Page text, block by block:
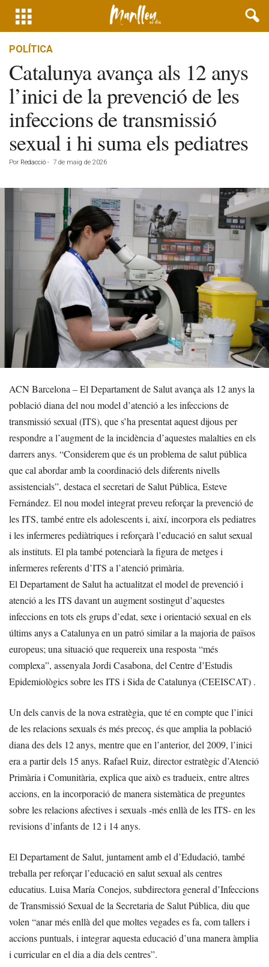
POLÍTICA
Catalunya avança als 12 anys
l’inici de la prevenció de les
infeccions de transmissió
sexual i hi suma els pediatres
Por Redacció - 7 de maig de 2026
ACN Barcelona – El Departament de Salut avança als 12 anys la
població diana del nou model d’atenció a les infeccions de
transmissió sexual (ITS), que s’ha presentat aquest dijous per
respondre a l’augment de la incidència d’aquestes malalties en els
darrers anys. “Considerem que és un problema de salut pública
que cal abordar amb la coordinació dels diferents nivells
assistencials”, destaca el secretari de Salut Pública, Esteve
Fernández. El nou model integrat preveu reforçar la prevenció de
les ITS, també entre els adolescents i, així, incorpora els pediatres
i les infermeres pediàtriques i reforçarà l’educació en salut sexual
als instituts. El pla també potenciarà la figura de metges i
infermeres referents d’ITS a l’atenció primària.
El Departament de Salut ha actualitzat el model de prevenció i
atenció a les ITS davant un augment sostingut d’aquestes
infeccions en tots els grups d’edat, sexe i orientació sexual en els
últims anys a Catalunya en un patró similar a la majoria de països
europeus; una situació que requereix una resposta “més
complexa”, assenyala Jordi Casabona, del Centre d’Estudis
Epidemiològics sobre les ITS i Sida de Catalunya (CEEISCAT) .
Un dels canvis de la nova estratègia, que té en compte que l’inici
de les relacions sexuals és més precoç, és que amplia la població
diana des dels 12 anys, mentre que en l’anterior, del 2009, l’inici
era a partir dels 15 anys. Rafael Ruiz, director estratègic d’Atenció
Primària i Comunitària, explica que això es tradueix, entre altres
accions, en la incorporació de manera sistemàtica de preguntes
sobre les relacions afectives i sexuals -més enllà de les ITS- en les
revisions d’infants de 12 i 14 anys.
El Departament de Salut, juntament amb el d’Edudació, també
treballa per reforçar l’educació en salut sexual als centres
educatius. Luisa María Conejos, subdirectora general d’Infeccions
de Transmissió Sexual de la Secretaria de Salut Pública, diu que
volen “anar més enllà del que moltes vegades es fa, com tallers i
accions puntuals, i integrar aquesta educació d’una manera àmplia
i curricular en el dia a dia dels centres”.